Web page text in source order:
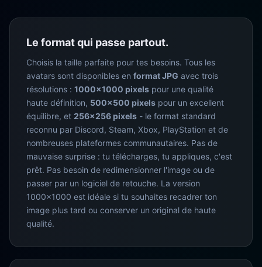
Le format qui passe partout.
Choisis la taille parfaite pour tes besoins. Tous les
avatars sont disponibles en format JPG avec trois
résolutions : 1000×1000 pixels pour une qualité
haute définition, 500×500 pixels pour un excellent
équilibre, et 256×256 pixels - le format standard
reconnu par Discord, Steam, Xbox, PlayStation et de
nombreuses plateformes communautaires. Pas de
mauvaise surprise : tu télécharges, tu appliques, c'est
prêt. Pas besoin de redimensionner l'image ou de
passer par un logiciel de retouche. La version
1000×1000 est idéale si tu souhaites recadrer ton
image plus tard ou conserver un original de haute
qualité.